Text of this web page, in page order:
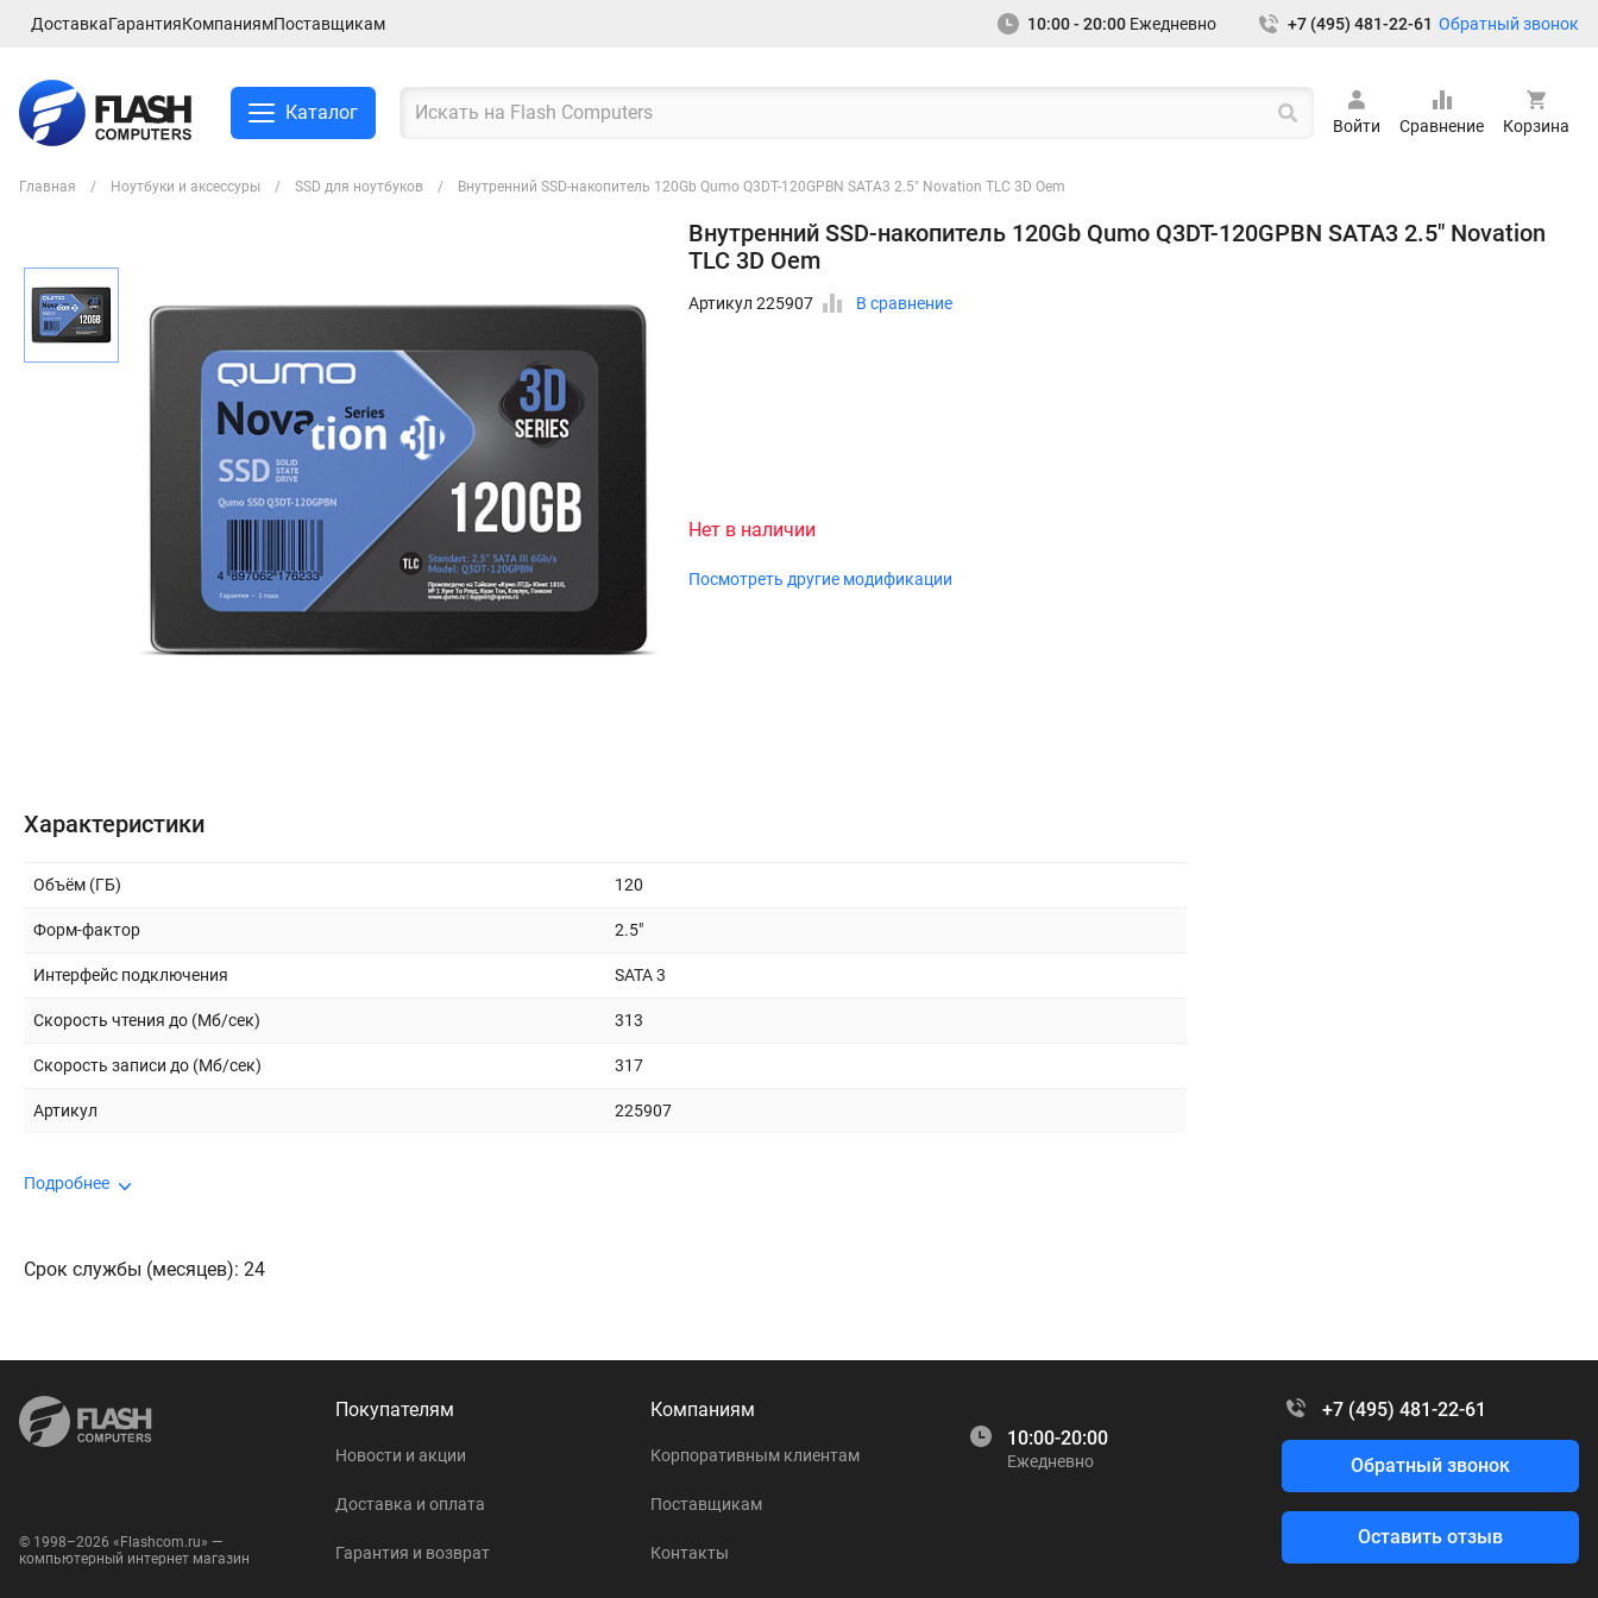
ДоставкаГарантияКомпаниямПоставщикам 10:00 - 20:00 Ежедневно +7 (495) 481-22-61 Обратный звонок
Каталог
Войти Сравнение Корзина
Главная Ноутбуки и аксессуры SSD для ноутбуков Внутренний SSD-накопитель 120Gb Qumo Q3DT-120GPBN SATA3 2.5" Novation TLC 3D Oem
Ноутбуки и аксессуры
Компьютеры и
Сетевое оборудование
Периферия и оргтехника
Офис и Охрана
Спорт и туризм
Строительство и ремонт
Инструмент и материалы
Внутренний SSD-накопитель 120Gb Qumo Q3DT-120GPBN SATA3 2.5" Novation
TLC 3D Oem
Артикул 225907 В сравнение
Нет в наличии
Посмотреть другие модификации
Характеристики
Объём (ГБ) 120
Форм-фактор 2.5"
Интерфейс подключения SATA 3
Скорость чтения до (Мб/сек) 313
Скорость записи до (Мб/сек) 317
Артикул 225907
Подробнее
Срок службы (месяцев): 24
© 1998–2026 «Flashcom.ru» —
компьютерный интернет магазин
Покупателям
Новости и акции
Доставка и оплата
Гарантия и возврат
Компаниям
Корпоративным клиентам
Поставщикам
Контакты
10:00-20:00
Ежедневно
+7 (495) 481-22-61
Обратный звонок
Оставить отзыв